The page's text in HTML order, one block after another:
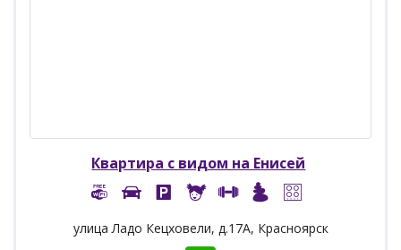
Квартира с видом на Енисей
улица Ладо Кецховели, д.17А, Красноярск